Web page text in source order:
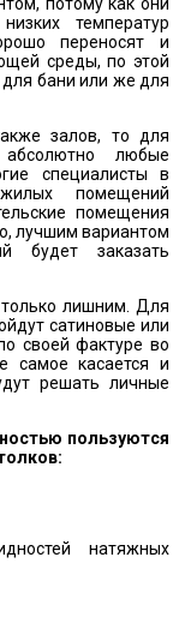
температур
переносят и
среды, по этой
бани или же для
залов, то для
любые
специалисты в
помещений
помещения
лучшим вариантом
будет заказать
только лишним. Для
сатиновые или
своей фактуре во
самое касается и
решать личные
пользуются
натяжных